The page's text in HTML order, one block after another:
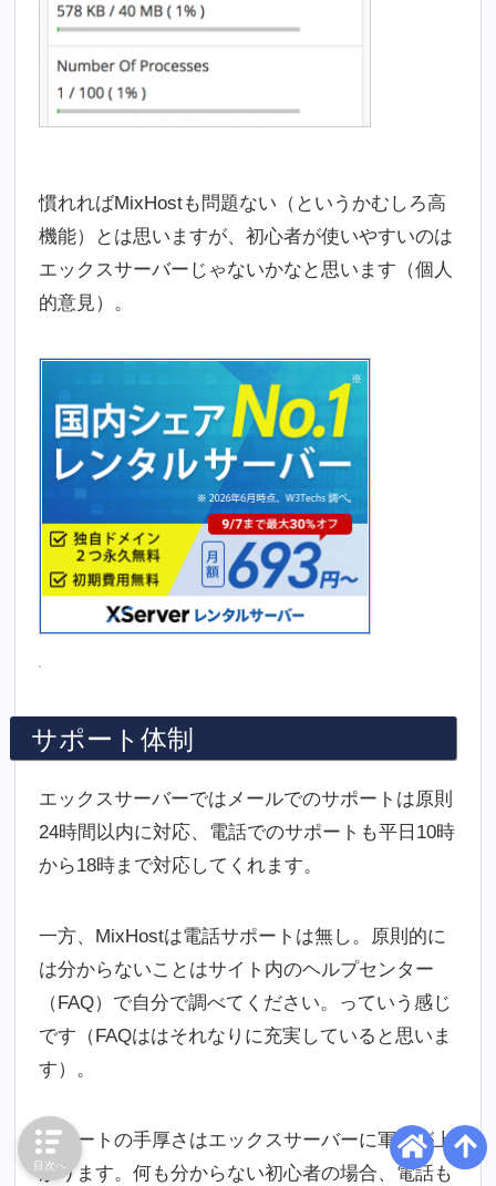
慣れればMixHostも問題ない（というかむしろ高
機能）とは思いますが、初心者が使いやすいのは
エックスサーバーじゃないかなと思います（個人
的意見）。
サポート体制
エックスサーバーではメールでのサポートは原則
24時間以内に対応、電話でのサポートも平日10時
から18時まで対応してくれます。
一方、MixHostは電話サポートは無し。原則的に
は分からないことはサイト内のヘルプセンター
（FAQ）で自分で調べてください。っていう感じ
です（FAQははそれなりに充実していると思いま
す）。
サポートの手厚さはエックスサーバーに軍配が上
がります。何も分からない初心者の場合、電話も
目次へ